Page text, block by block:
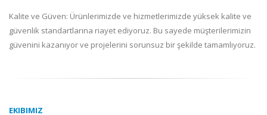
Kalite ve Güven: Ürünlerimizde ve hizmetlerimizde yüksek kalite ve
güvenlik standartlarına riayet ediyoruz. Bu sayede müşterilerimizin
güvenini kazanıyor ve projelerini sorunsuz bir şekilde tamamlıyoruz.
EKIBIMIZ